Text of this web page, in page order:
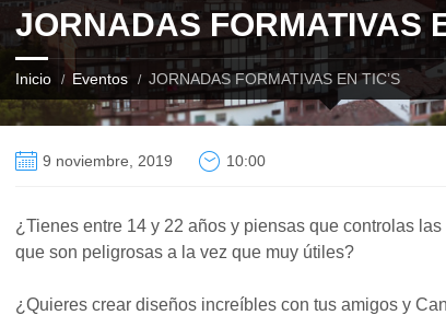
JORNADAS FORMATIVAS
Inicio Eventos JORNADAS FORMATIVAS EN TIC’S
9 noviembre, 2019 10:00
¿Tienes entre 14 y 22 años y piensas que controlas
que son peligrosas a la vez que muy útiles?
¿Quieres crear diseños increíbles con tus amigos y